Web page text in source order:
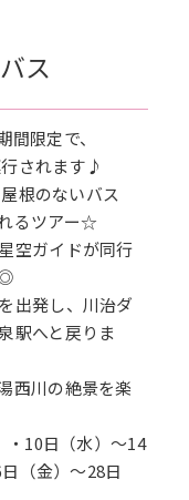
ス
限定で、
行されます♪
根のないバス
るツアー☆
空ガイドが同行
出発し、川治ダ
駅へと戻りま
西川の絶景を楽
・10日（水）～14
（金）～28日